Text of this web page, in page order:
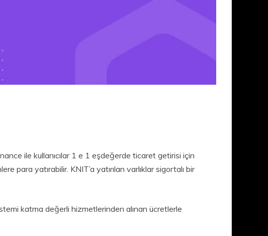
ile kullanıcılar 1 e 1 eşdeğerde ticaret getirisi için
yatırabilir. KNIT’a yatırılan varlıklar sigortalı bir
katma değerli hizmetlerinden alınan ücretlerle